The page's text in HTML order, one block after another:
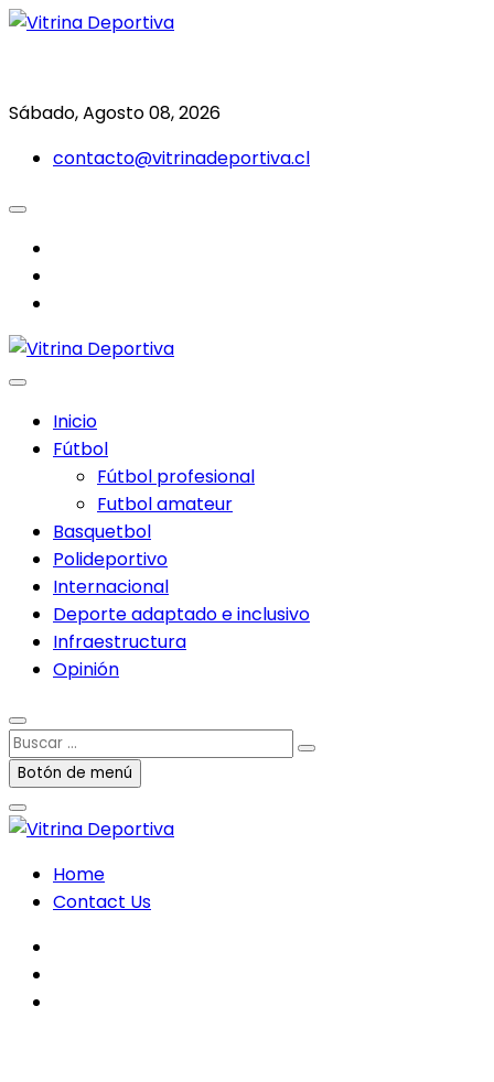
Saltar
Sábado, Agosto 08, 2026
contacto@vitrinadeportiva.cl
Inicio
Fútbol
Fútbol profesional
Futbol amateur
Basquetbol
Polideportivo
Internacional
Deporte adaptado e inclusivo
Infraestructura
Opinión
Buscar
…Botón de menú
Home
Contact Us